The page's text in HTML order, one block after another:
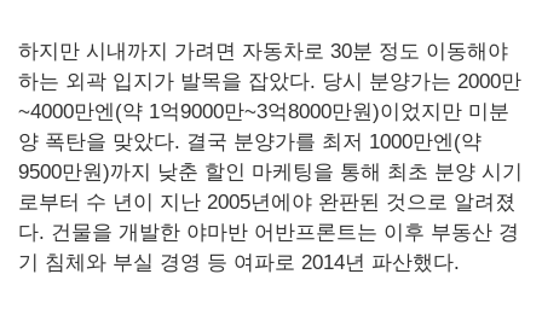
하지만 시내까지 가려면 자동차로 30분 정도 이동해야
하는 외곽 입지가 발목을 잡았다. 당시 분양가는 2000만
~4000만엔(약 1억9000만~3억8000만원)이었지만 미분
양 폭탄을 맞았다. 결국 분양가를 최저 1000만엔(약
9500만원)까지 낮춘 할인 마케팅을 통해 최초 분양 시기
로부터 수 년이 지난 2005년에야 완판된 것으로 알려졌
다. 건물을 개발한 야마반 어반프론트는 이후 부동산 경
기 침체와 부실 경영 등 여파로 2014년 파산했다.